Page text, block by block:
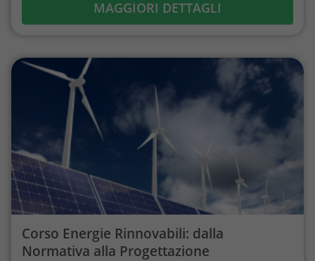
MAGGIORI DETTAGLI
Corso Energie Rinnovabili: dalla
Normativa alla Progettazione